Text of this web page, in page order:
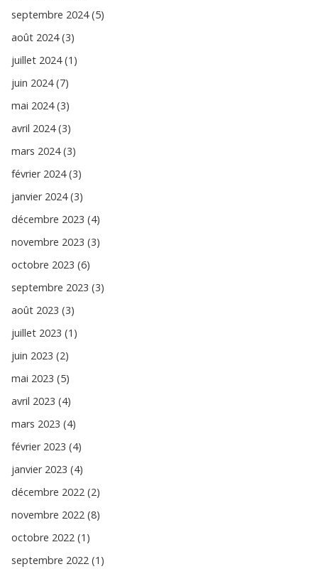
septembre 2024 (5)
août 2024 (3)
juillet 2024 (1)
juin 2024 (7)
mai 2024 (3)
avril 2024 (3)
mars 2024 (3)
février 2024 (3)
janvier 2024 (3)
décembre 2023 (4)
novembre 2023 (3)
octobre 2023 (6)
septembre 2023 (3)
août 2023 (3)
juillet 2023 (1)
juin 2023 (2)
mai 2023 (5)
avril 2023 (4)
mars 2023 (4)
février 2023 (4)
janvier 2023 (4)
décembre 2022 (2)
novembre 2022 (8)
octobre 2022 (1)
septembre 2022 (1)